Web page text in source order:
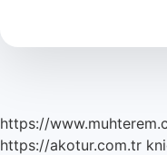
https://
https://akotur.com.tr